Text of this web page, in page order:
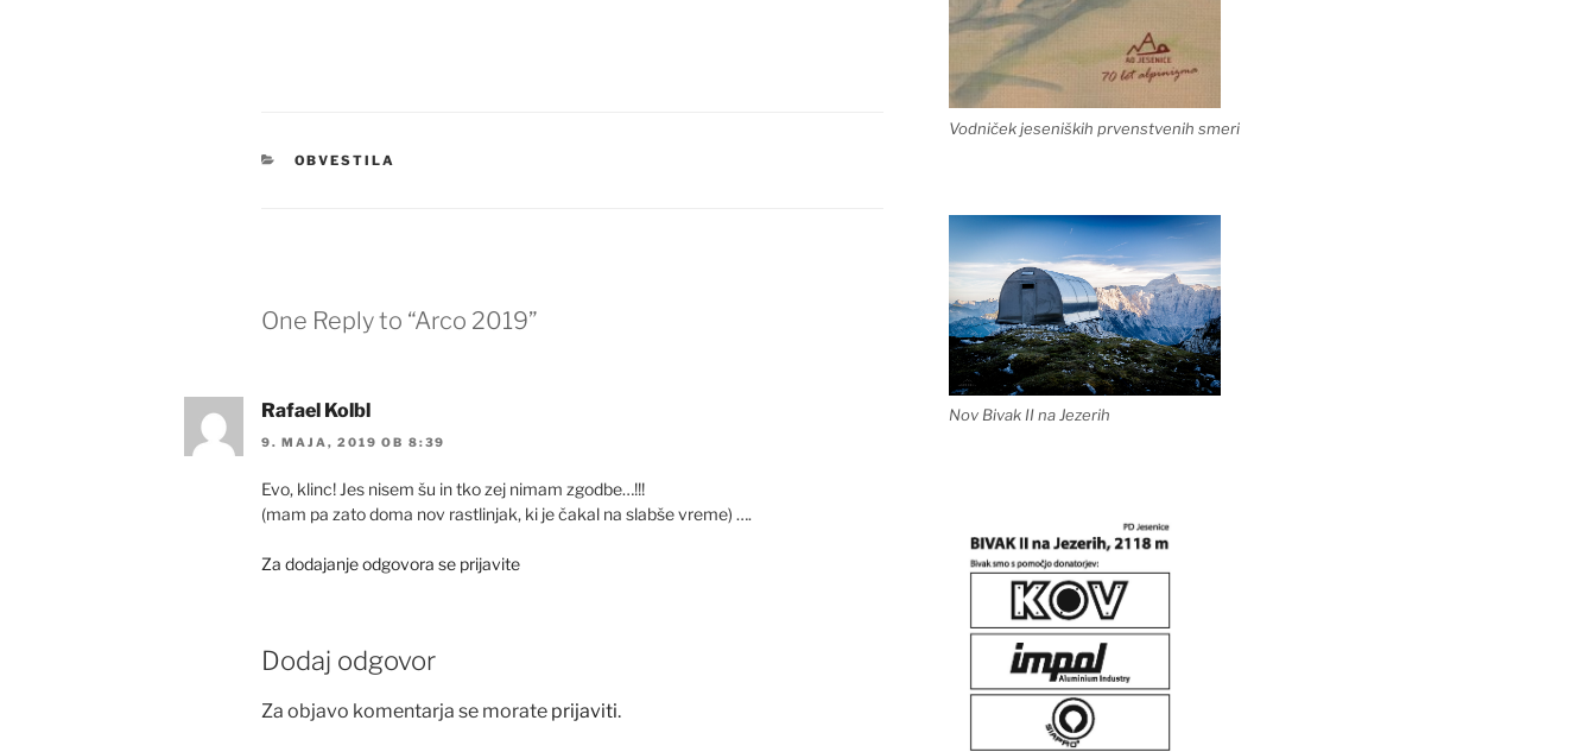
KATEGORIJE
OBVESTILA
One Reply to “Arco 2019”
Rafael Kolbl
9. MAJA, 2019 OB 8:39
Evo, klinc! Jes nisem šu in tko zej nimam zgodbe…!!!
(mam pa zato doma nov rastlinjak, ki je čakal na slabše vreme) ….
Za dodajanje odgovora se prijavite
Dodaj odgovor
Za objavo komentarja se morate prijaviti.
Vodniček jeseniških prvenstvenih smeri
Nov Bivak II na Jezerih